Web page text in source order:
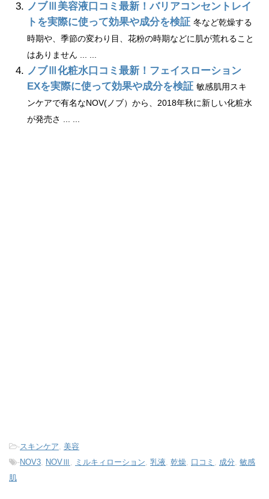
ノブⅢ美容液口コミ最新！バリアコンセントレイ
トを実際に使って効果や成分を検証 冬など乾燥する
時期や、季節の変わり目、花粉の時期などに肌が荒れること
はありません ... ...
ノブⅢ化粧水口コミ最新！フェイスローション
EXを実際に使って効果や成分を検証 敏感肌用スキ
ンケアで有名なNOV(ノブ）から、2018年秋に新しい化粧水
が発売さ ... ...
-スキンケア, 美容
-NOV3, NOVⅢ , ミルキィローション, 乳液, 乾燥, 口コミ , 成分, 敏感
肌